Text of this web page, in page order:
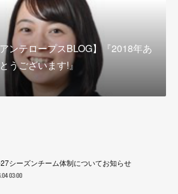
ンテロープスBLOG】『2018年あ
うございます!』
シーズンチーム体制についてお知らせ
03:00